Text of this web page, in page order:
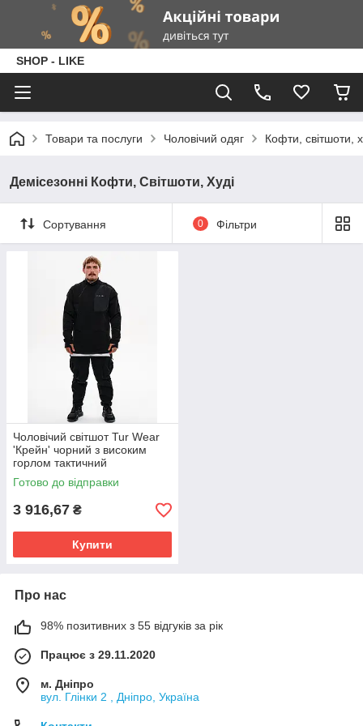
SHOP - LIKE
Товари та послуги Чоловічий одяг Кофти, світшоти,
Демісезонні Кофти, Світшоти, Худі
Сортування 0 Фільтри
Чоловічий світшот Tur Wear
'Крейн' чорний з високим
горлом тактичний
подовжений
Готово до відправки
3 916,67 ₴
Купити
Про нас
98% позитивних з 55 відгуків за рік
Працює з 29.11.2020
м. Дніпро
вул. Глінки 2 , Дніпро, Україна